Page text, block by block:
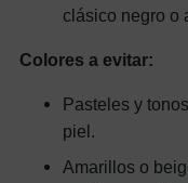
clásico negro o
Colores a evitar:
Pasteles y
piel.
Amarillos o